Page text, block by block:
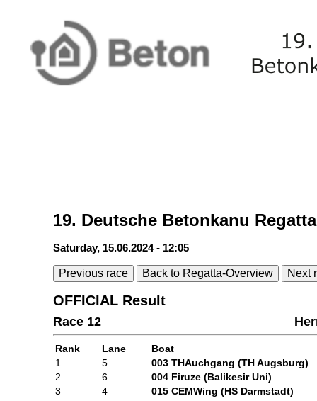
19. Deutsche Betonkanu Regatta
Saturday, 15.06.2024 - 12:05
Previous race Back to Regatta-Overview Next
OFFICIAL Result
Race 12
Rank Lane
Boat
1
5
003 THAuchgang (TH Augsburg)
2
6
004 Firuze (Balikesir Uni)
3
4
015 CEMWing (HS Darmstadt)